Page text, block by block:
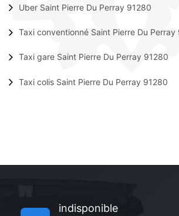
Uber Saint Pierre Du Perray 91280
Taxi conventionné Saint Pierre Du Perray
Taxi gare Saint Pierre Du Perray 91280
Taxi colis Saint Pierre Du Perray 91280
indisponible